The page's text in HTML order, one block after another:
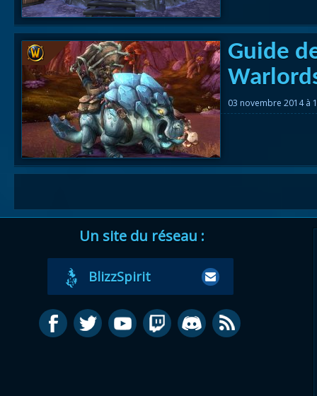
Guide
03 novembre 2014 à
Un site du réseau :
BlizzSpirit